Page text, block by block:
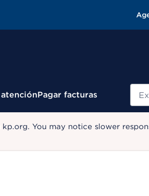
Pagar facturas
You may notice slower